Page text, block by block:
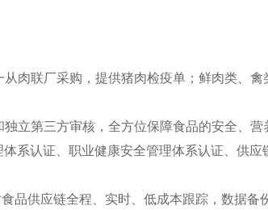
肉联厂采购，提供猪肉检疫单；鲜肉类、
立第三方审核，全方位保障食品的安全、营
系认证、职业健康安全管理体系认证、供
品供应链全程、实时、低成本跟踪，数据